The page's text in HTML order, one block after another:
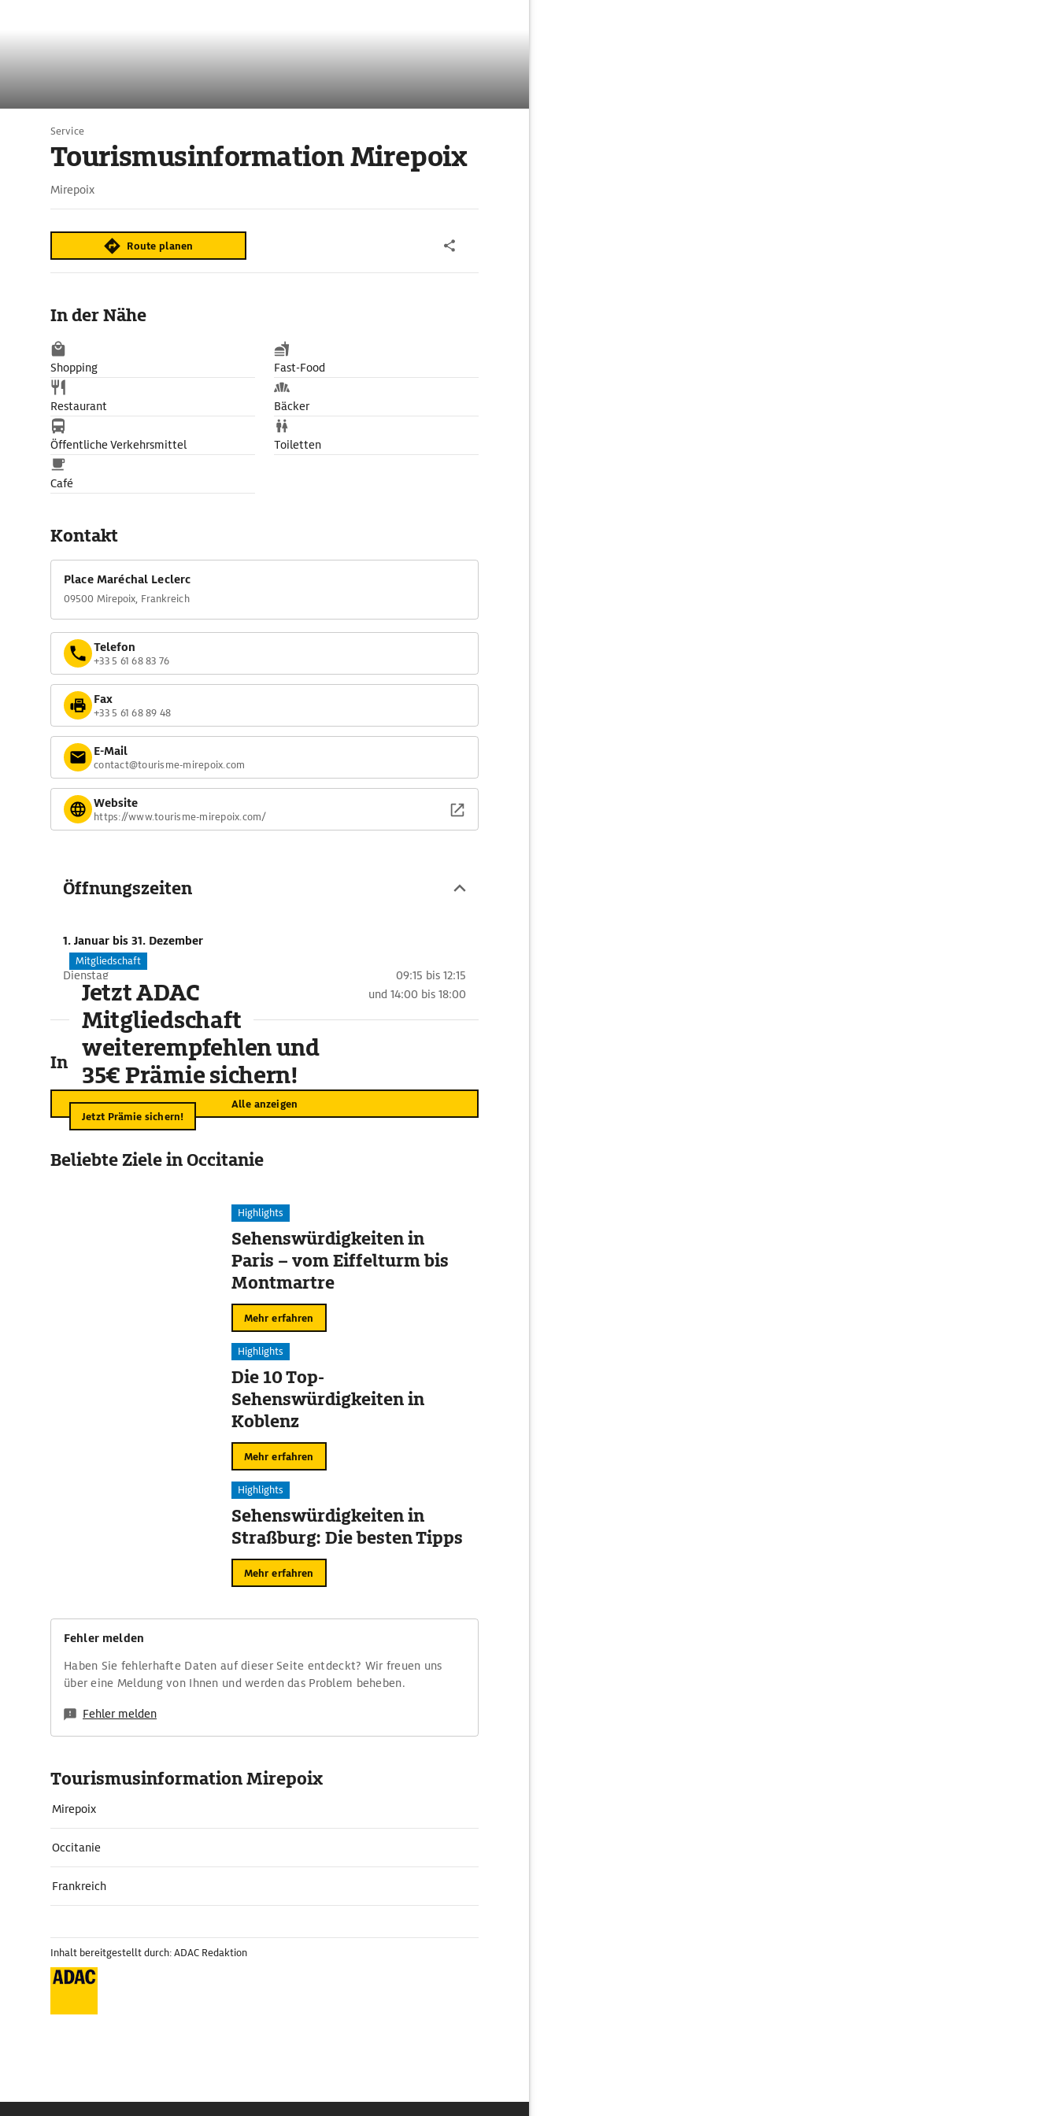
Service
Tourismusinformation Mirepoix
Mirepoix
Route planen
In der Nähe
Shopping Fast-Food
Restaurant Bäcker
Öffentliche Verkehrsmittel Toiletten
Café
Kontakt
Place Maréchal Leclerc
09500 Mirepoix, Frankreich
Telefon
+33 5 61 68 83 76
Fax
+33 5 61 68 89 48
E-Mail
contact@tourisme-mirepoix.com
Website
https://www.tourisme-mirepoix.com/
Öffnungszeiten
1. Januar bis 31. Dezember
Dienstag
09:15 bis 12:15
und 14:00 bis 18:00
In der Umgebung
Alle anzeigen
Mitgliedschaft
Jetzt ADAC
Mitgliedschaft
weiterempfehlen und
35€ Prämie sichern!
Jetzt Prämie sichern!
Beliebte Ziele in Occitanie
Highlights
Sehenswürdigkeiten in
Paris – vom Eiffelturm bis
Montmartre
Mehr erfahren
Highlights
Die 10 Top-
Sehenswürdigkeiten in
Koblenz
Mehr erfahren
Highlights
Sehenswürdigkeiten in
Straßburg: Die besten Tipps
Mehr erfahren
Fehler melden
Haben Sie fehlerhafte Daten auf dieser Seite entdeckt? Wir freuen uns
über eine Meldung von Ihnen und werden das Problem beheben.
Fehler melden
Tourismusinformation Mirepoix
Mirepoix
Occitanie
Frankreich
Inhalt bereitgestellt durch: ADAC Redaktion